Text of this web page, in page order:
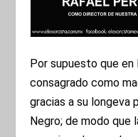
Por supuesto que en
consagrado como
gracias a su longeva
Negro; de modo que